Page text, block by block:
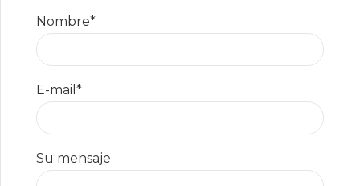
Nombre*
E-mail*
Su mensaje